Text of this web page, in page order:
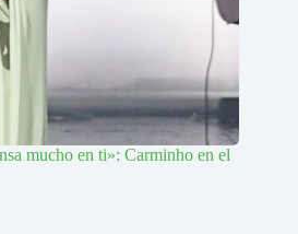
mucho en ti»: Carminho en el